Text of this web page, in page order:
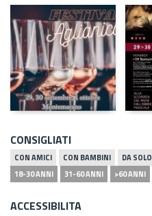
CONSIGLIATI
CON AMICI CON BAMBINI DA SOLO
18-30 ANNI
31-60 ANNI >60 ANNI
ACCESSIBILITA